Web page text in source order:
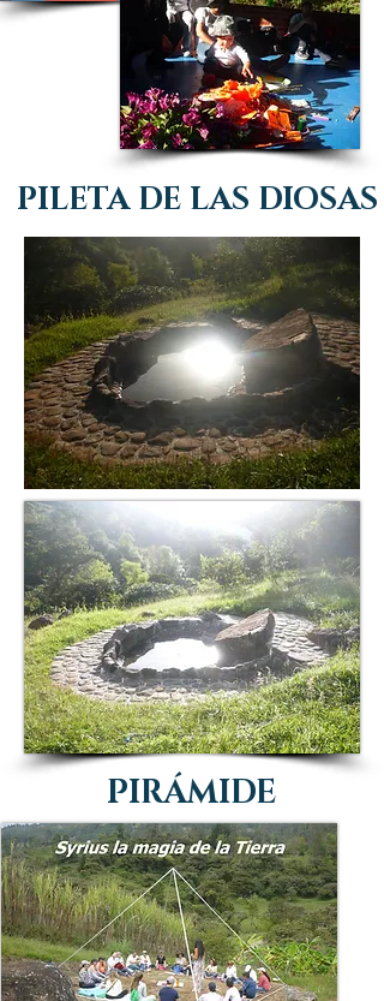
PILETA DE LAS DIOSAS
PIRÁMIDE